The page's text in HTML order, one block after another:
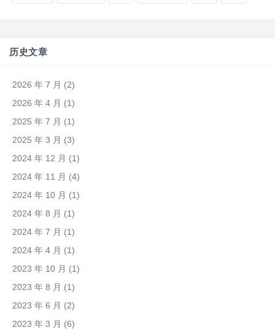
历史文章
2026 年 7 月 (2)
2026 年 4 月 (1)
2025 年 7 月 (1)
2025 年 3 月 (3)
2024 年 12 月 (1)
2024 年 11 月 (4)
2024 年 10 月 (1)
2024 年 8 月 (1)
2024 年 7 月 (1)
2024 年 4 月 (1)
2023 年 10 月 (1)
2023 年 8 月 (1)
2023 年 6 月 (2)
2023 年 3 月 (6)